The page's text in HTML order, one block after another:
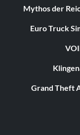
Mythos der
Euro Truck
Grand Theft